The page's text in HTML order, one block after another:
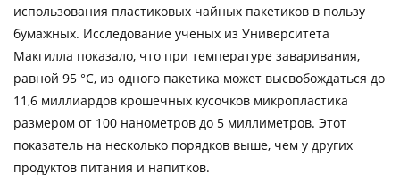
использования пластиковых чайных пакетиков в пользу
бумажных. Исследование ученых из Университета
Макгилла показало, что при температуре заваривания,
равной 95 °C, из одного пакетика может высвобождаться до
11,6 миллиардов крошечных кусочков микропластика
размером от 100 нанометров до 5 миллиметров. Этот
показатель на несколько порядков выше, чем у других
продуктов питания и напитков.